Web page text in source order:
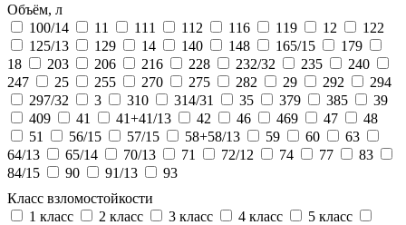
Объём, л
100/14
11 111 112 116 119 12
122
125/13
129 14 140 148 165/15
179
18
203 206 216 228 232/32 235
240
247
25 255 270 275 282 29 292
294
297/32
3 310 314/31 35 379 385
39
409
41 41+41/13 42 46 469 47
48
51
56/15 57/15 58+58/13 59 60
63
64/13
65/14 70/13 71 72/12 74 77
83
84/15
90 91/13
93
Класс взломостойкости
1 класс
2 класс 3 класс 4 класс
5 класс